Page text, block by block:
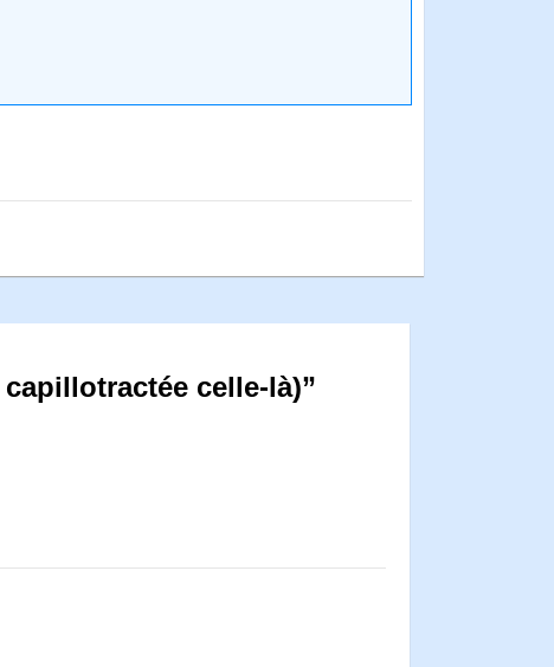
celle-là)”